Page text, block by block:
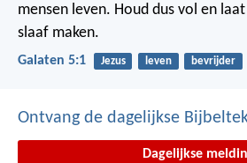
mensen leven. Houd dus vol en
slaaf maken.
Galaten 5:1 Jezus leven bevrijder
Ontvang de dagelijkse
Dagelijkse